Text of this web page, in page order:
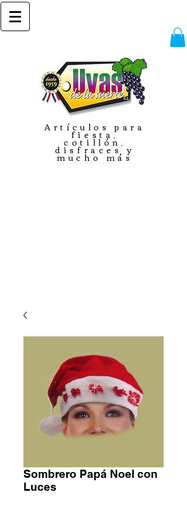
Artículos para
fiesta,
cotillón,
disfraces y
mucho más
Sombrero Papá Noel con
Luces